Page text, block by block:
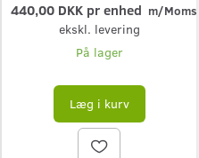
440,00 DKK pr enhed m/Moms
ekskl. levering
På lager
Læg i kurv